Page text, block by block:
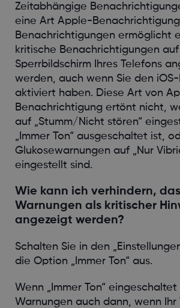
Zeitabhängige
eine Art Apple-
Benachrichtigungen ermöglicht
kritische Benachrichtigungen
Sperrbildschirm Ihres Telefons
werden, auch wenn Sie den iOS-
aktiviert haben. Diese Art von
Benachrichtigung ertönt nicht,
auf „Stumm/Nicht stören“
„Immer Ton“ ausgeschaltet ist,
Glukosewarnungen auf „Nur
eingestellt sind.
Wie kann ich verhindern,
Warnungen als kritischer
angezeigt werden?
Schalten Sie in den
die Option „Immer Ton“ aus.
Wenn „Immer Ton“
Warnungen auch dann, wenn Ihr